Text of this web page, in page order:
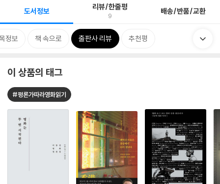
도서정보 리뷰/한줄평
9 배송/반품/교환
정보 책 속으로 출판사 리뷰 추천평
이 상품의 태그
#평론가따라영화읽기